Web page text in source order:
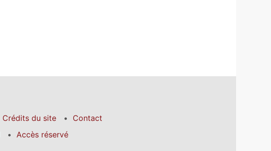
Crédits du site
Contact
Accès réservé